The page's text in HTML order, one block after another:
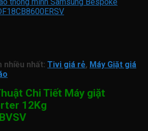
nhiều nhất: Tivi giá rẻ, Máy Giặt giá
Chi Tiết Máy giặt
12Kg